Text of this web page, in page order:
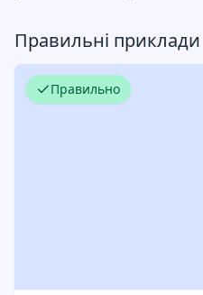
Правильні приклади
Правильно